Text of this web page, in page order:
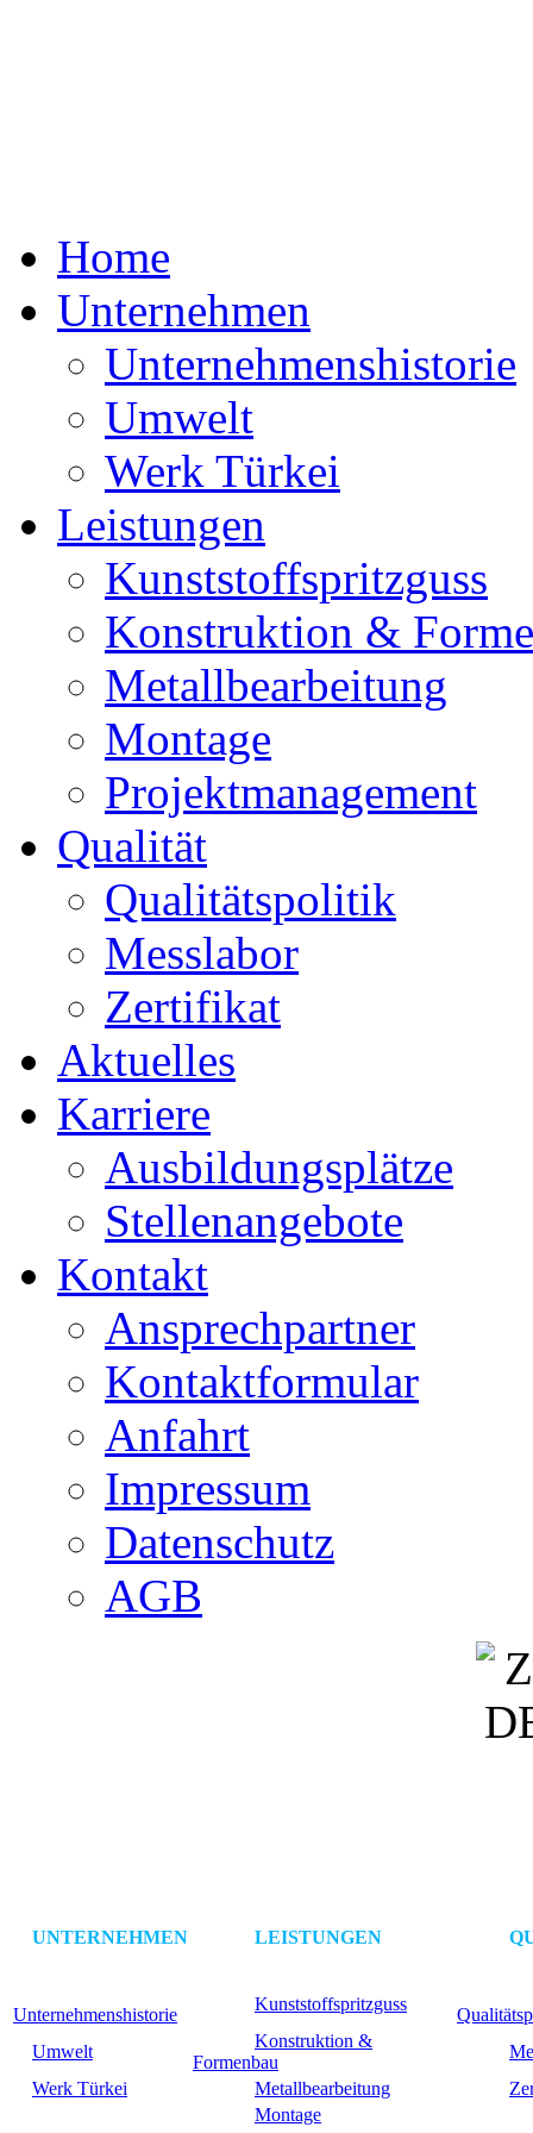
Home
Unternehmen
Unternehmenshistorie
Umwelt
Werk Türkei
Leistungen
Kunststoffspritzguss
Konstruktion &
Metallbearbeitung
Montage
Projektmanagement
Qualität
Qualitätspolitik
Messlabor
Zertifikat
Aktuelles
Karriere
Ausbildungsplätze
Stellenangebote
Kontakt
Ansprechpartner
Kontaktformular
Anfahrt
Impressum
Datenschutz
AGB
UNTERNEHMEN LEISTUNGEN
Unternehmenshistorie
Kunststoffspritzguss
Umwelt
Konstruktion &
Formenbau
Werk Türkei
Metallbearbeitung
Montage